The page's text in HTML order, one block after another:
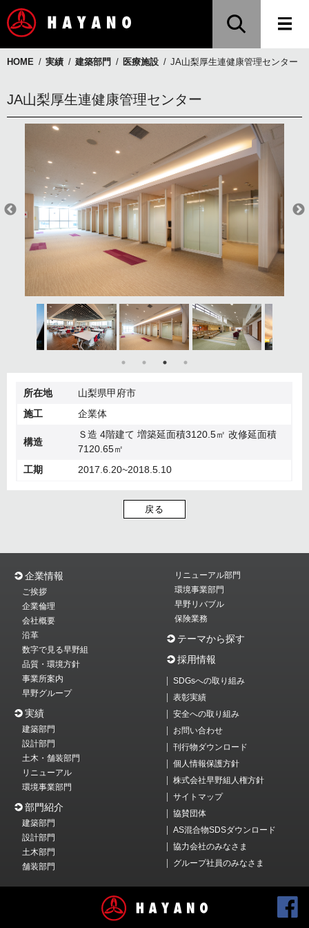
HOME 実績 建築部門 医療施設 JA山梨厚生連健康管理センター
JA山梨厚生連健康管理センター
所在地
山梨県甲府市
施工
企業体
構造
Ｓ造 4階建て 増築延面積3120.5㎡ 改修延面積
7120.65㎡
工期
2017.6.20~2018.5.10
戻る
企業情報
ご挨拶
企業倫理
会社概要
沿革
数字で見る早野組
品質・環境方針
事業所案内
早野グループ
実績
建築部門
設計部門
土木・舗装部門
リニューアル
環境事業部門
部門紹介
建築部門
設計部門
土木部門
舗装部門
リニューアル部門
環境事業部門
早野リバブル
保険業務
テーマから探す
採用情報
SDGsへの取り組み
表彰実績
安全への取り組み
お問い合わせ
刊行物ダウンロード
個人情報保護方針
株式会社早野組人権方針
サイトマップ
協賛団体
AS混合物SDSダウンロード
協力会社のみなさま
グループ社員のみなさま